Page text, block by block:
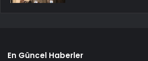
En Güncel Haberler